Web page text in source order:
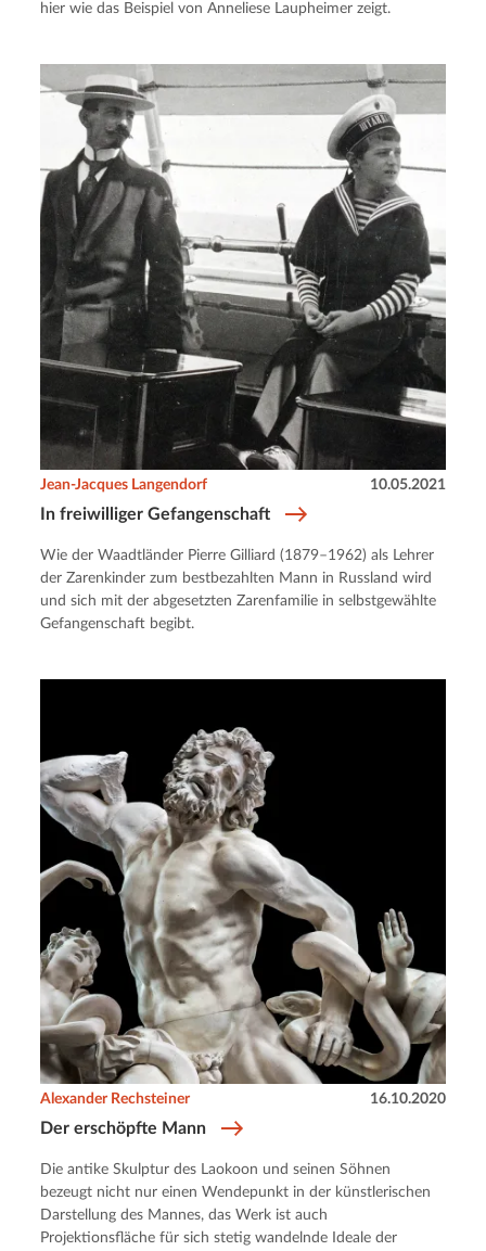
hier wie das Beispiel von Anneliese Laupheimer zeigt.
In freiwilliger Gefangenschaft
Jean-Jacques Langendorf 10.05.2021
Wie der Waadtländer Pierre Gilliard (1879–1962) als Lehrer
der Zarenkinder zum bestbezahlten Mann in Russland wird
und sich mit der abgesetzten Zarenfamilie in selbstgewählte
Gefangenschaft begibt.
Der erschöpfte Mann
Alexander Rechsteiner 16.10.2020
Die antike Skulptur des Laokoon und seinen Söhnen
bezeugt nicht nur einen Wendepunkt in der künstlerischen
Darstellung des Mannes, das Werk ist auch
Projektionsfläche für sich stetig wandelnde Ideale der